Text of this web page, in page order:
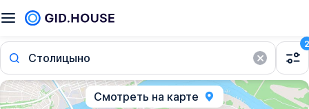
Столицыно
2
Смотреть на карте